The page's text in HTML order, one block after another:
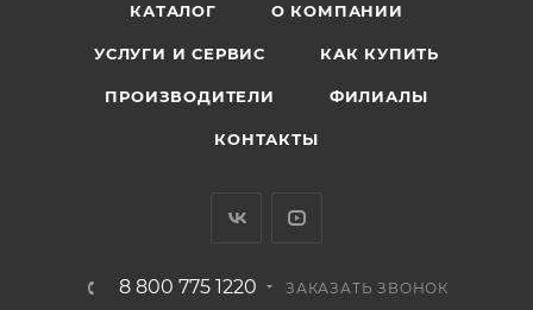
КАТАЛОГ О КОМПАНИИ
УСЛУГИ И СЕРВИС КАК КУПИТЬ
ПРОИЗВОДИТЕЛИ ФИЛИАЛЫ
КОНТАКТЫ
8 800 775 1220 ЗАКАЗАТЬ ЗВОНОК